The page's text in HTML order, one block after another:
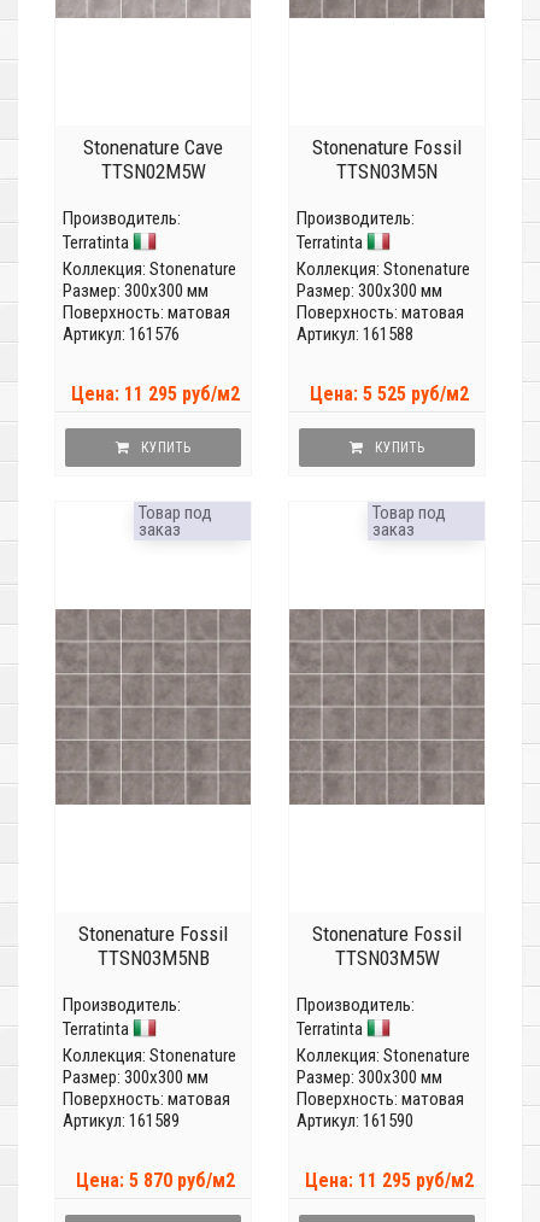
Stonenature Cave
TTSN02M5W
Производитель:
Terratinta
Коллекция: Stonenature
Размер: 300x300 мм
Поверхность: матовая
Артикул: 161576
Цена: 11 295 руб/м2
КУПИТЬ
Stonenature Fossil
TTSN03M5N
Производитель:
Terratinta
Коллекция: Stonenature
Размер: 300x300 мм
Поверхность: матовая
Артикул: 161588
Цена: 5 525 руб/м2
КУПИТЬ
Товар под
заказ
Stonenature Fossil
TTSN03M5NB
Производитель:
Terratinta
Коллекция: Stonenature
Размер: 300x300 мм
Поверхность: матовая
Артикул: 161589
Цена: 5 870 руб/м2
Товар под
заказ
Stonenature Fossil
TTSN03M5W
Производитель:
Terratinta
Коллекция: Stonenature
Размер: 300x300 мм
Поверхность: матовая
Артикул: 161590
Цена: 11 295 руб/м2